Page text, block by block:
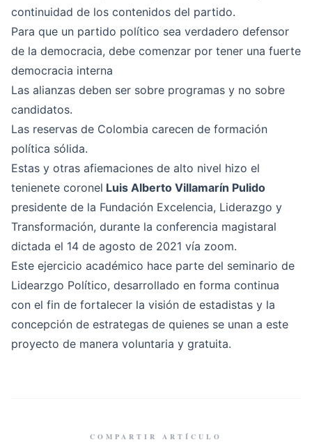
continuidad de los contenidos del partido.
Para que un partido político sea verdadero defensor
de la democracia, debe comenzar por tener una fuerte
democracia interna
Las alianzas deben ser sobre programas y no sobre
candidatos.
Las reservas de Colombia carecen de formación
política sólida.
Estas y otras afiemaciones de alto nivel hizo el
tenienete coronel Luis Alberto Villamarín Pulido
presidente de la Fundación Excelencia, Liderazgo y
Transformación, durante la conferencia magistaral
dictada el 14 de agosto de 2021 vía zoom.
Este ejercicio académico hace parte del seminario de
Lidearzgo Político, desarrollado en forma continua
con el fin de fortalecer la visión de estadistas y la
concepción de estrategas de quienes se unan a este
proyecto de manera voluntaria y gratuita.
COMPARTIR ARTÍCULO